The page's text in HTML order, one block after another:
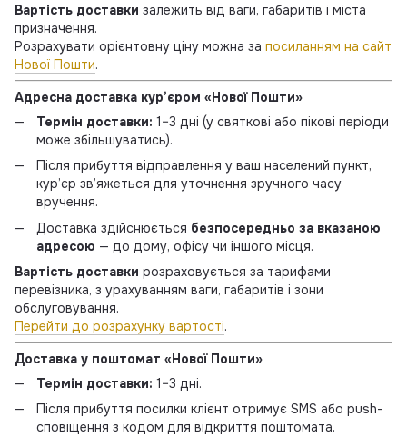
Вартість доставки залежить від ваги, габаритів і міста
призначення.
Розрахувати орієнтовну ціну можна за посиланням на сайт
Нової Пошти.
Адресна доставка кур’єром «Нової Пошти»
Термін доставки: 1–3 дні (у святкові або пікові періоди
може збільшуватись).
Після прибуття відправлення у ваш населений пункт,
кур’єр зв’яжеться для уточнення зручного часу
вручення.
Доставка здійснюється безпосередньо за вказаною
адресою — до дому, офісу чи іншого місця.
Вартість доставки розраховується за тарифами
перевізника, з урахуванням ваги, габаритів і зони
обслуговування.
Перейти до розрахунку вартості.
Доставка у поштомат «Нової Пошти»
Термін доставки: 1–3 дні.
Після прибуття посилки клієнт отримує SMS або push-
сповіщення з кодом для відкриття поштомата.